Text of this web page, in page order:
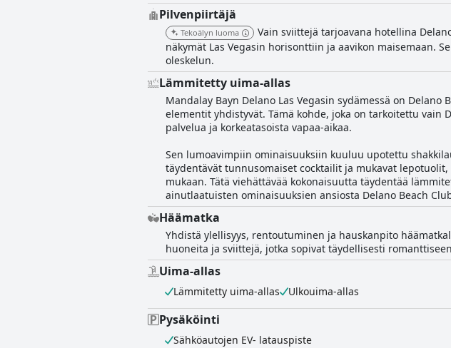
Pilvenpiirtäjä
Tekoälyn luoma
Vain sviittejä tarjoavana hotellina
näkymät Las Vegasin horisonttiin ja aavikon maisemaan.
oleskelun.
Lämmitetty uima-allas
Mandalay Bayn Delano Las Vegasin sydämessä on
elementit yhdistyvät. Tämä kohde, joka on tarkoitettu
palvelua ja korkeatasoista vapaa-aikaa.
Sen lumoavimpiin ominaisuuksiin kuuluu upotettu
täydentävät tunnusomaiset cocktailit ja mukavat
mukaan. Tätä viehättävää kokonaisuutta täydentää
ainutlaatuisten ominaisuuksien ansiosta Delano Beach
Häämatka
Yhdistä ylellisyys, rentoutuminen ja hauskanpito
huoneita ja sviittejä, jotka sopivat täydellisesti
Uima-allas
Lämmitetty uima-allas Ulkouima-allas
Pysäköinti
Sähköautojen EV- latauspiste